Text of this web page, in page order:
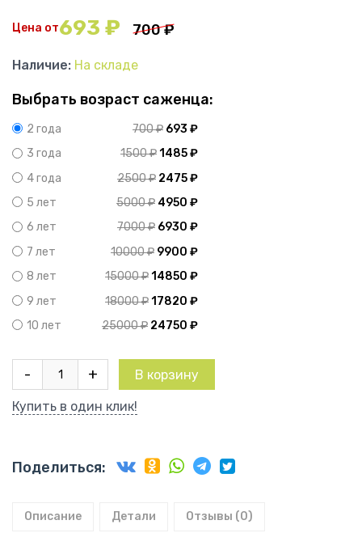
Цена от 700₽
693 ₽
Наличие: На складе
Выбрать возраст саженца:
2 года 700₽ 693 ₽
3 года
1500₽1485₽
4 года
2500₽ 2475₽
5 лет
5000₽ 4950 ₽
6 лет
7000₽ 6930 ₽
7 лет
10000₽ 9900 ₽
8 лет
15000₽14850 ₽
9 лет
18000₽17820 ₽
10 лет
25000₽ 24750 ₽
-
Количество
Вейгела
+ В корзину
Купить в один клик!
Поделиться:
Описание Детали Отзывы (0)